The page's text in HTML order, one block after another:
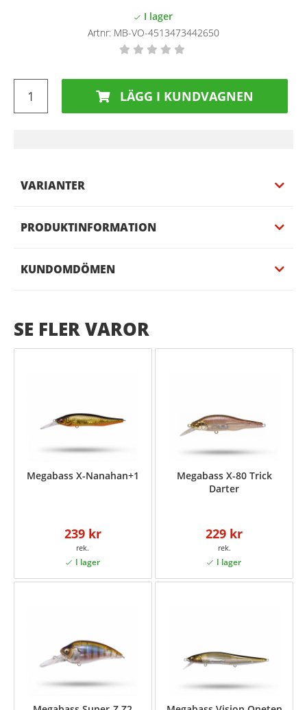
Artnr: MB-VO-4513473442650
LÄGG I KUNDVAGNEN
VARIANTER
PRODUKTINFORMATION
KUNDOMDÖMEN
SE FLER VAROR
Megabass X-Nanahan+1
239 kr
Megabass X-80 Trick
Darter
229 kr